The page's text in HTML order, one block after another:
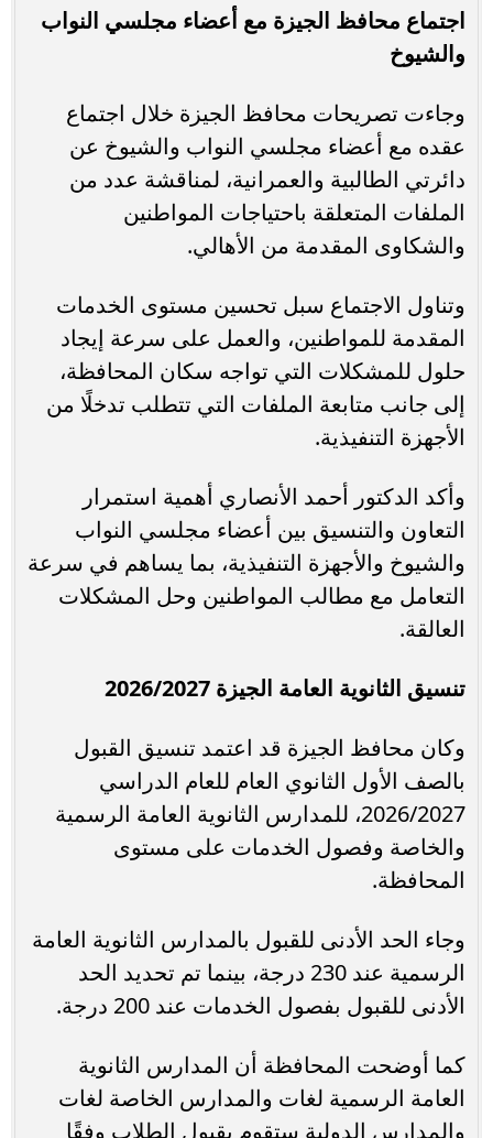
اجتماع محافظ الجيزة مع أعضاء مجلسي النواب
والشيوخ
وجاءت تصريحات محافظ الجيزة خلال اجتماع
عقده مع أعضاء مجلسي النواب والشيوخ عن
دائرتي الطالبية والعمرانية، لمناقشة عدد من
الملفات المتعلقة باحتياجات المواطنين
والشكاوى المقدمة من الأهالي.
وتناول الاجتماع سبل تحسين مستوى الخدمات
المقدمة للمواطنين، والعمل على سرعة إيجاد
حلول للمشكلات التي تواجه سكان المحافظة،
إلى جانب متابعة الملفات التي تتطلب تدخلًا من
الأجهزة التنفيذية.
وأكد الدكتور أحمد الأنصاري أهمية استمرار
التعاون والتنسيق بين أعضاء مجلسي النواب
والشيوخ والأجهزة التنفيذية، بما يساهم في سرعة
التعامل مع مطالب المواطنين وحل المشكلات
العالقة.
تنسيق الثانوية العامة الجيزة 2026/2027
وكان محافظ الجيزة قد اعتمد تنسيق القبول
بالصف الأول الثانوي العام للعام الدراسي
2026/2027، للمدارس الثانوية العامة الرسمية
والخاصة وفصول الخدمات على مستوى
المحافظة.
وجاء الحد الأدنى للقبول بالمدارس الثانوية العامة
الرسمية عند 230 درجة، بينما تم تحديد الحد
الأدنى للقبول بفصول الخدمات عند 200 درجة.
كما أوضحت المحافظة أن المدارس الثانوية
العامة الرسمية لغات والمدارس الخاصة لغات
والمدارس الدولية ستقوم بقبول الطلاب وفقًا